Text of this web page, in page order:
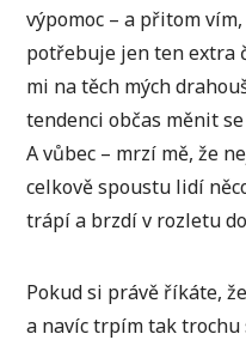
výpomoc – a přitom
potřebuje jen ten extra
mi na těch mých
tendenci občas měnit
A vůbec – mrzí mě, že
celkově spoustu lidí
trápí a brzdí v rozletu
Pokud si právě říkáte,
a navíc trpím tak